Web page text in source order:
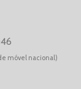
móvel nacional)